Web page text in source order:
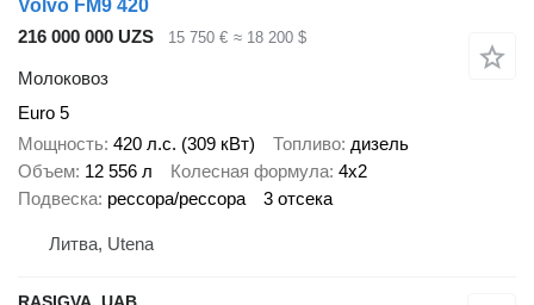
Volvo FM9 420
216 000 000 UZS
15 750 € ≈ 18 200 $
Молоковоз
Euro 5
Мощность 420 л.с. (309 кВт) Топливо дизель
Объем 12 556 л Колесная формула 4x2
Подвеска рессора/рессора 3 отсека
Литва, Utena
RASIGVA, UAB